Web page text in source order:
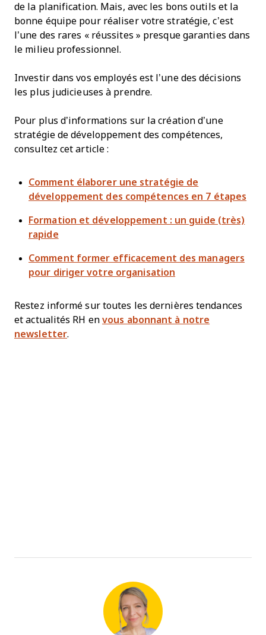
de la planification. Mais, avec les bons outils et la
bonne équipe pour réaliser votre stratégie, c’est
l’une des rares « réussites » presque garanties dans
le milieu professionnel.
Investir dans vos employés est l’une des décisions
les plus judicieuses à prendre.
Pour plus d’informations sur la création d’une
stratégie de développement des compétences,
consultez cet article :
Comment élaborer une stratégie de
développement des compétences en 7 étapes
Formation et développement : un guide (très)
rapide
Comment former efficacement des managers
pour diriger votre organisation
Restez informé sur toutes les dernières tendances
et actualités RH envous abonnant à notre
newsletter.